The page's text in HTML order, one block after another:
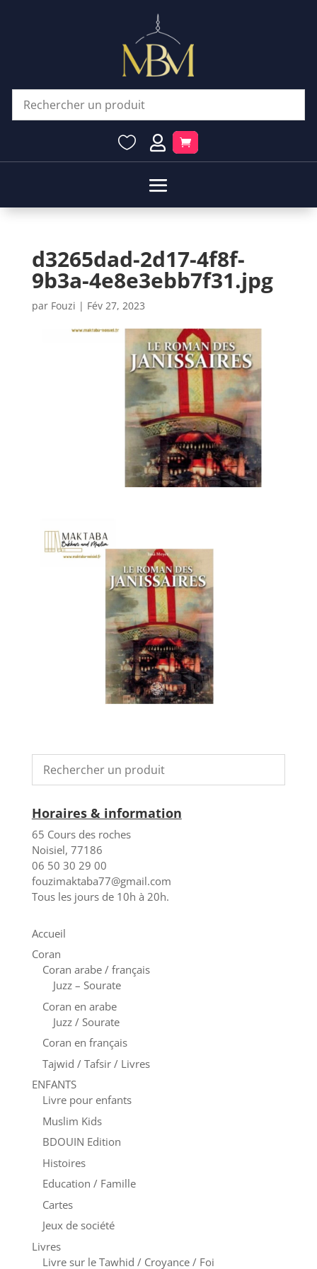
 
d3265dad-2d17-4f8f-
9b3a-4e8e3ebb7f31.jpg
par Fouzi | Fév 27, 2023
Horaires & information
65 Cours des roches
Noisiel, 77186
06 50 30 29 00
fouzimaktaba77@gmail.com
Tous les jours de 10h à 20h.
Accueil
Coran
Coran arabe / français
Juzz – Sourate
Coran en arabe
Juzz / Sourate
Coran en français
Tajwid / Tafsir / Livres
ENFANTS
Livre pour enfants
Muslim Kids
BDOUIN Edition
Histoires
Education / Famille
Cartes
Jeux de société
Livres
Livre sur le Tawhid / Croyance / Foi